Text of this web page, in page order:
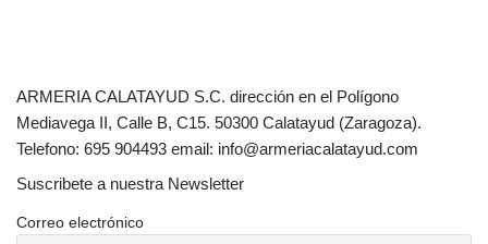
ARMERIA CALATAYUD S.C. dirección en el Polígono
Mediavega II, Calle B, C15. 50300 Calatayud (Zaragoza).
Telefono: 695 904493 email: info@armeriacalatayud.com
Suscribete a nuestra Newsletter
Correo electrónico